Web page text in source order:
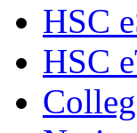
HSC
HSC